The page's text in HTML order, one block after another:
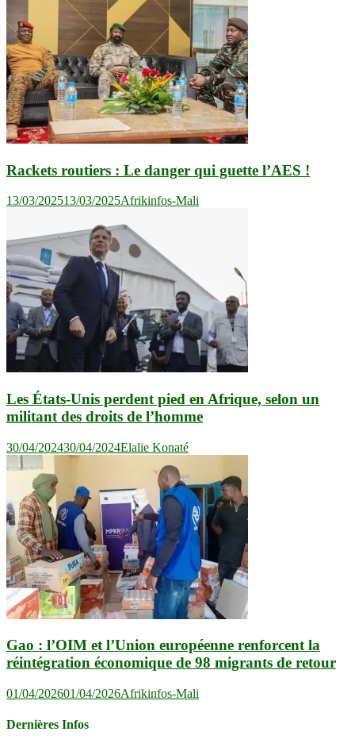
Rackets routiers : Le danger qui guette l’AES !
13/03/202513/03/2025Afrikinfos-Mali
Les États-Unis perdent pied en Afrique, selon un
militant des droits de l’homme
30/04/202430/04/2024Elalie Konaté
Gao : l’OIM et l’Union européenne renforcent la
réintégration économique de 98 migrants de retour
01/04/202601/04/2026Afrikinfos-Mali
Dernières Infos